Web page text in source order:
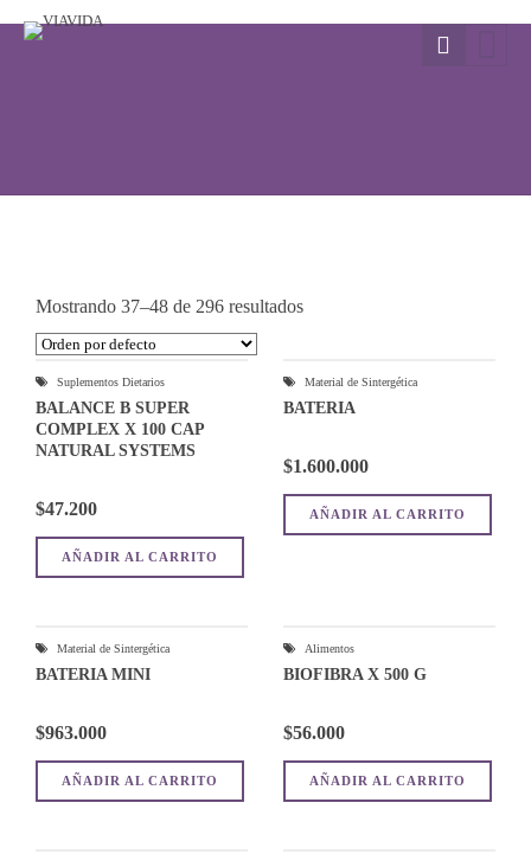
Mostrando 37–48 de 296 resultados
Suplementos Dietarios
BALANCE B SUPER
COMPLEX X 100 CAP
NATURAL SYSTEMS
$47.200
AÑADIR AL CARRITO
Material de Sintergética
BATERIA
$1.600.000
AÑADIR AL CARRITO
Material de Sintergética
BATERIA MINI
$963.000
AÑADIR AL CARRITO
Alimentos
BIOFIBRA X 500 G
$56.000
AÑADIR AL CARRITO